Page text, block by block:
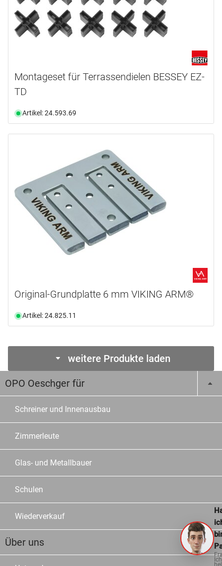
Montageset für Terrassendielen BESSEY EZ-
TD
Artikel: 24.593.69
Original-Grundplatte 6 mm VIKING ARM®
Artikel: 24.825.11
weitere Produkte laden
OPO Oeschger für
Schreiner und Innenausbau
Zimmerleute
Glas- und Metallbauer
Schulen
Wiederverkauf
Über uns
Ich